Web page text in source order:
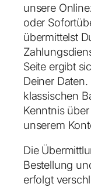
unsere
oder
übermittelst
Seite ergibt
Deiner
klassischen
Kenntnis
unserem
Die
Bestellung
erfolgt